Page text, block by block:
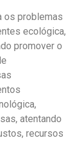
os problemas
ecológica,
promover o
atentando
recursos